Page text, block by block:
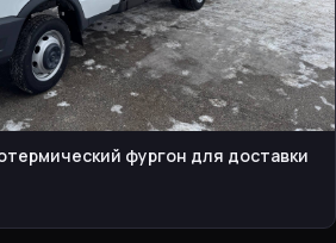
фургон для доставки